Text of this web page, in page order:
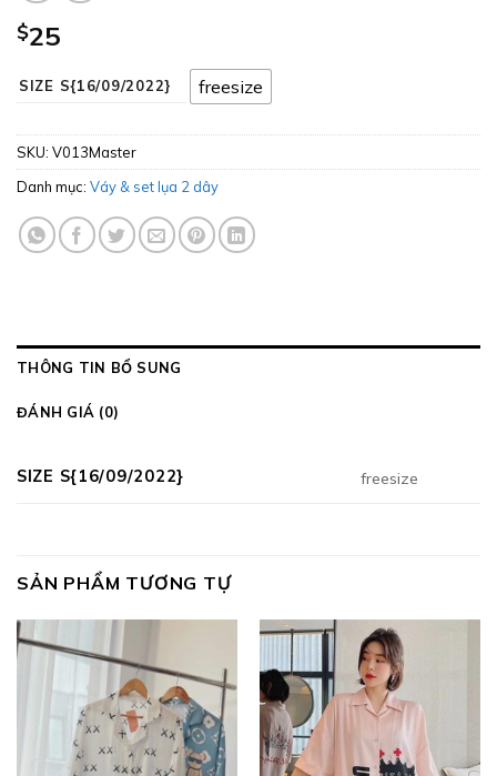
$25
SIZE S{16/09/2022} freesize
SKU: V013Master
Danh mục: Váy & set lụa 2 dây
THÔNG TIN BỔ SUNG
ĐÁNH GIÁ (0)
SIZE S{16/09/2022} freesize
SẢN PHẨM TƯƠNG TỰ